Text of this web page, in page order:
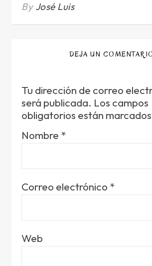
ByJosé Luis
DEJA UN
Tu dirección de correo
será publicada. Los campos
obligatorios están
Nombre *
Correo electrónico *
Web